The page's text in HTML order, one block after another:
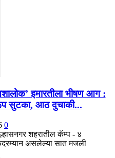
इमारतीला भीषण आग :
सुटका, आठ दुचाकी...
0
शहरातील कॅम्प - ४
असलेल्या सात मजली